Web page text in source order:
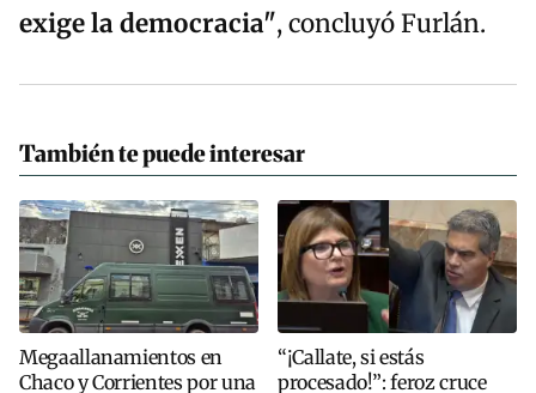
exige la democracia", concluyó Furlán.
También te puede interesar
Megaallanamientos en
Chaco y Corrientes por una
“¡Callate, si estás
procesado!”: feroz cruce